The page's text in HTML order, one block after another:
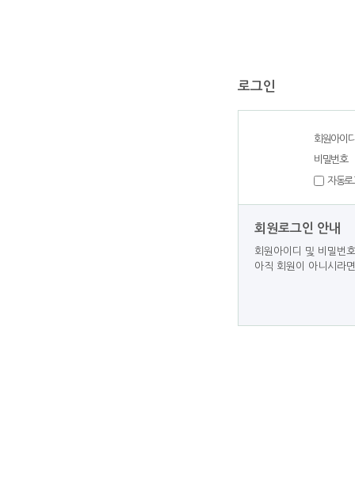
로그인
회원아이
비밀번호
자동로
회원로그인 안내
회원아이디 및 비밀번
아직 회원이 아니시라